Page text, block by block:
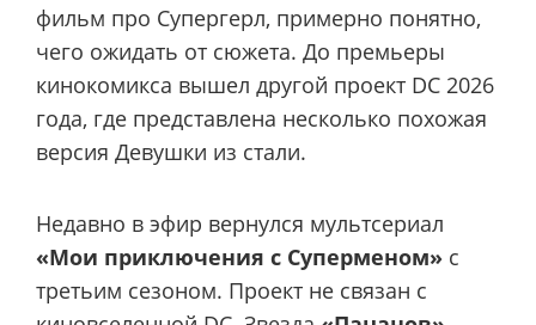
фильм про Супергерл, примерно понятно,
чего ожидать от сюжета. До премьеры
кинокомикса вышел другой проект DC 2026
года, где представлена ​​несколько похожая
версия Девушки из стали.
Недавно в эфир вернулся мультсериал
«Мои приключения с Суперменом» с
третьим сезоном. Проект не связан с